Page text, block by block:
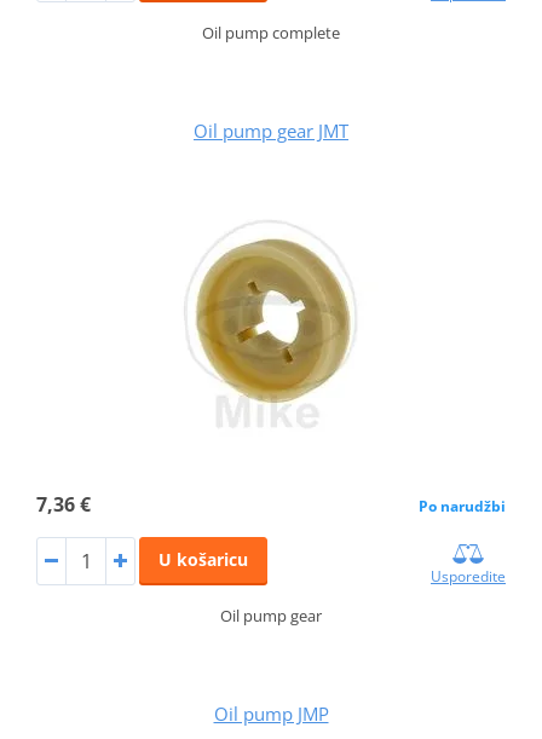
Oil pump complete
Oil pump gear JMT
7,36 € Po narudžbi
U košaricu
Usporedite
Oil pump gear
Oil pump JMP